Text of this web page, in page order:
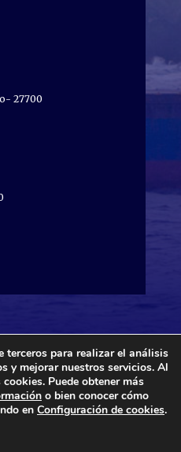
27700
terceros para realizar el análisis
y mejorar nuestros servicios. Al
Puede obtener más
o bien conocer cómo
en Configuración de cookies.